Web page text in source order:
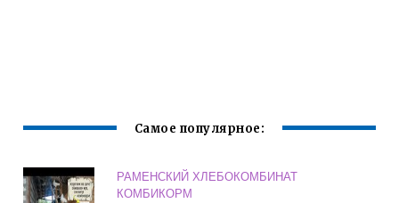
Самое популярное:
РАМЕНСКИЙ ХЛЕБОКОМБИНАТ
КОМБИКОРМ